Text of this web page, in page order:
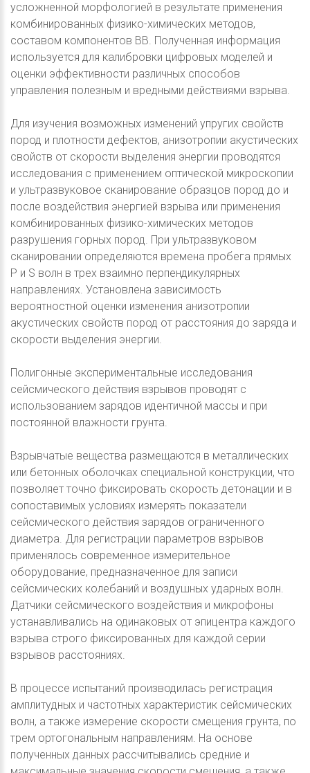
усложненной морфологией в результате применения
комбинированных физико-химических методов,
составом компонентов ВВ. Полученная информация
используется для калибровки цифровых моделей и
оценки эффективности различных способов
управления полезным и вредными действиями взрыва.
Для изучения возможных изменений упругих свойств
пород и плотности дефектов, анизотропии акустических
свойств от скорости выделения энергии проводятся
исследования с применением оптической микроскопии
и ультразвуковое сканирование образцов пород до и
после воздействия энергией взрыва или применения
комбинированных физико-химических методов
разрушения горных пород. При ультразвуковом
сканировании определяются времена пробега прямых
P и S волн в трех взаимно перпендикулярных
направлениях. Установлена зависимость
вероятностной оценки изменения анизотропии
акустических свойств пород от расстояния до заряда и
скорости выделения энергии.
Полигонные экспериментальные исследования
сейсмического действия взрывов проводят с
использованием зарядов идентичной массы и при
постоянной влажности грунта.
Взрывчатые вещества размещаются в металлических
или бетонных оболочках специальной конструкции, что
позволяет точно фиксировать скорость детонации и в
сопоставимых условиях измерять показатели
сейсмического действия зарядов ограниченного
диаметра. Для регистрации параметров взрывов
применялось современное измерительное
оборудование, предназначенное для записи
сейсмических колебаний и воздушных ударных волн.
Датчики сейсмического воздействия и микрофоны
устанавливались на одинаковых от эпицентра каждого
взрыва строго фиксированных для каждой серии
взрывов расстояниях.
В процессе испытаний производилась регистрация
амплитудных и частотных характеристик сейсмических
волн, а также измерение скорости смещения грунта, по
трем ортогональным направлениям. На основе
полученных данных рассчитывались средние и